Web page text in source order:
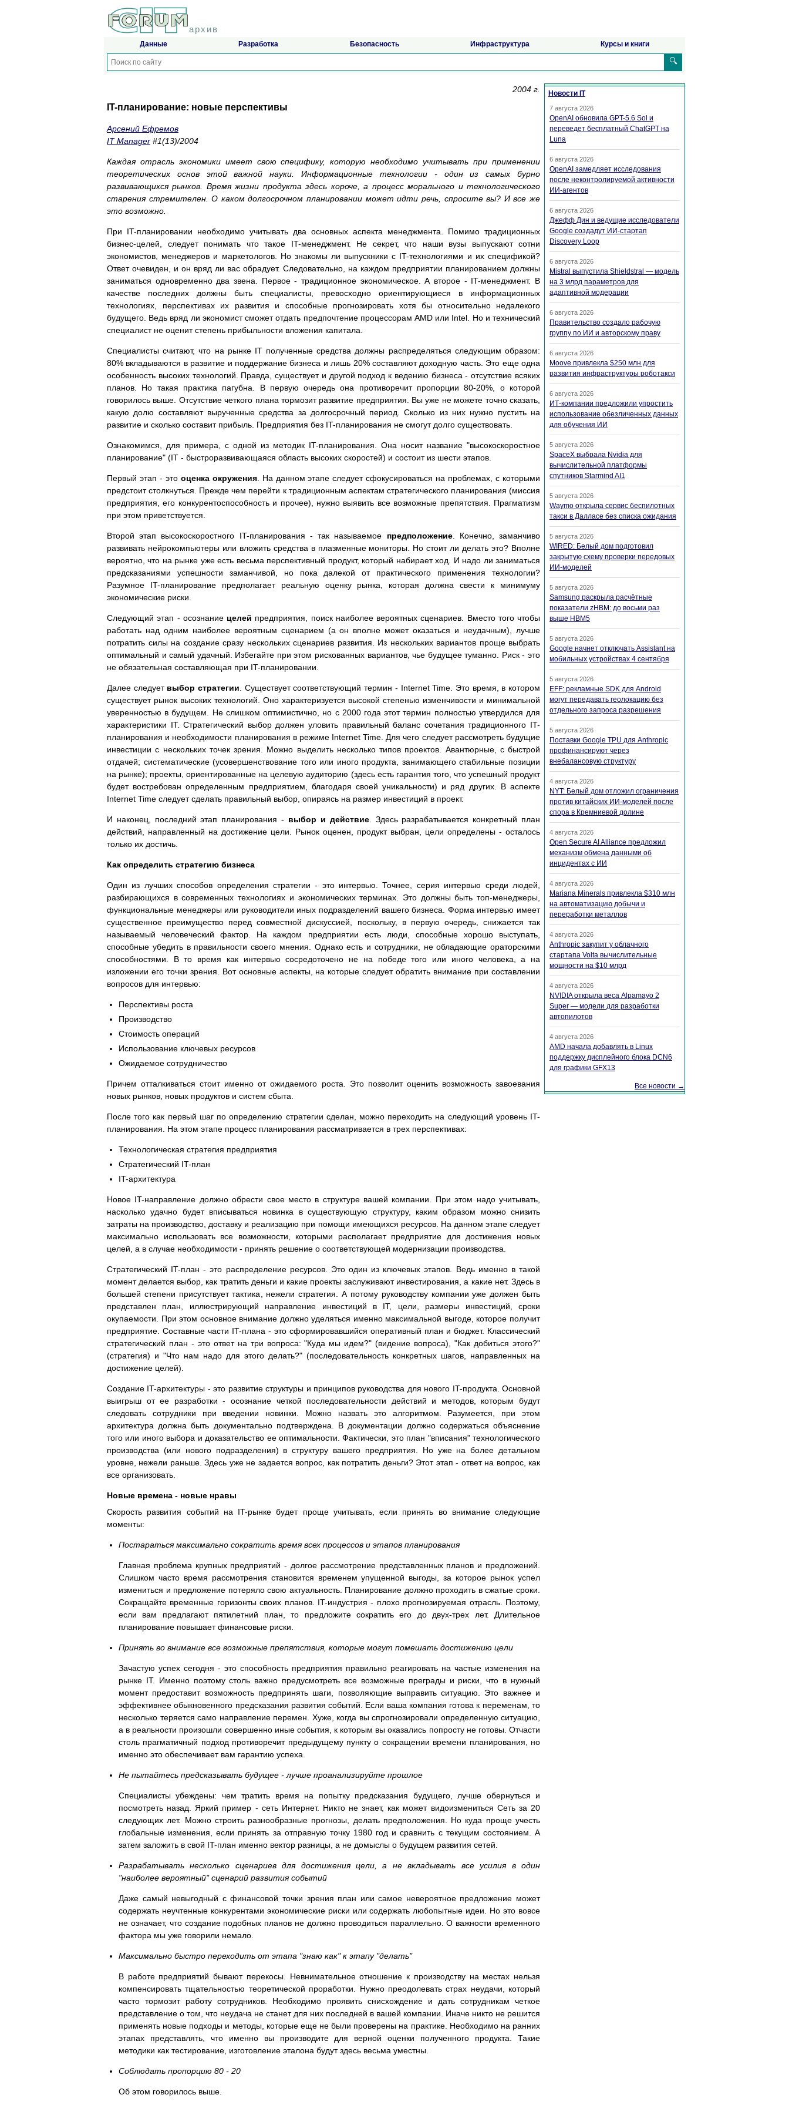
архив
Данные Разработка Безопасность Инфраструктура Курсы и книги
🔍
2004 г.
IT-планирование: новые перспективы
Арсений Ефремов
IT Manager #1(13)/2004
Каждая отрасль экономики имеет свою специфику, которую необходимо учитывать при применении
теоретических основ этой важной науки. Информационные технологии - один из самых бурно
развивающихся рынков. Время жизни продукта здесь короче, а процесс морального и технологического
старения стремителен. О каком долгосрочном планировании может идти речь, спросите вы? И все же
это возможно.
При IT-планировании необходимо учитывать два основных аспекта менеджмента. Помимо традиционных
бизнес-целей, следует понимать что такое IT-менеджмент. Не секрет, что наши вузы выпускают сотни
экономистов, менеджеров и маркетологов. Но знакомы ли выпускники с IT-технологиями и их спецификой?
Ответ очевиден, и он вряд ли вас обрадует. Следовательно, на каждом предприятии планированием должны
заниматься одновременно два звена. Первое - традиционное экономическое. А второе - IT-менеджмент. В
качестве последних должны быть специалисты, превосходно ориентирующиеся в информационных
технологиях, перспективах их развития и способные прогнозировать хотя бы относительно недалекого
будущего. Ведь вряд ли экономист сможет отдать предпочтение процессорам AMD или Intel. Но и технический
специалист не оценит степень прибыльности вложения капитала.
Специалисты считают, что на рынке IT полученные средства должны распределяться следующим образом:
80% вкладываются в развитие и поддержание бизнеса и лишь 20% составляют доходную часть. Это еще одна
особенность высоких технологий. Правда, существует и другой подход к ведению бизнеса - отсутствие всяких
планов. Но такая практика пагубна. В первую очередь она противоречит пропорции 80-20%, о которой
говорилось выше. Отсутствие четкого плана тормозит развитие предприятия. Вы уже не можете точно сказать,
какую долю составляют вырученные средства за долгосрочный период. Сколько из них нужно пустить на
развитие и сколько составит прибыль. Предприятия без IT-планирования не смогут долго существовать.
Ознакомимся, для примера, с одной из методик IT-планирования. Она носит название "высокоскоростное
планирование" (IT - быстроразвивающаяся область высоких скоростей) и состоит из шести этапов.
Первый этап - это оценка окружения. На данном этапе следует сфокусироваться на проблемах, с которыми
предстоит столкнуться. Прежде чем перейти к традиционным аспектам стратегического планирования (миссия
предприятия, его конкурентоспособность и прочее), нужно выявить все возможные препятствия. Прагматизм
при этом приветствуется.
Второй этап высокоскоростного IT-планирования - так называемое предположение. Конечно, заманчиво
развивать нейрокомпьютеры или вложить средства в плазменные мониторы. Но стоит ли делать это? Вполне
вероятно, что на рынке уже есть весьма перспективный продукт, который набирает ход. И надо ли заниматься
предсказаниями успешности заманчивой, но пока далекой от практического применения технологии?
Разумное IT-планирование предполагает реальную оценку рынка, которая должна свести к минимуму
экономические риски.
Следующий этап - осознание целей предприятия, поиск наиболее вероятных сценариев. Вместо того чтобы
работать над одним наиболее вероятным сценарием (а он вполне может оказаться и неудачным), лучше
потратить силы на создание сразу нескольких сценариев развития. Из нескольких вариантов проще выбрать
оптимальный и самый удачный. Избегайте при этом рискованных вариантов, чье будущее туманно. Риск - это
не обязательная составляющая при IT-планировании.
Далее следует выбор стратегии . Существует соответствующий термин - Internet Time. Это время, в котором
существует рынок высоких технологий. Оно характеризуется высокой степенью изменчивости и минимальной
уверенностью в будущем. Не слишком оптимистично, но с 2000 года этот термин полностью утвердился для
характеристики IT. Стратегический выбор должен уловить правильный баланс сочетания традиционного IT-
планирования и необходимости планирования в режиме Internet Time. Для чего следует рассмотреть будущие
инвестиции с нескольких точек зрения. Можно выделить несколько типов проектов. Авантюрные, с быстрой
отдачей; систематические (усовершенствование того или иного продукта, занимающего стабильные позиции
на рынке); проекты, ориентированные на целевую аудиторию (здесь есть гарантия того, что успешный продукт
будет востребован определенным предприятием, благодаря своей уникальности) и ряд других. В аспекте
Internet Time следует сделать правильный выбор, опираясь на размер инвестиций в проект.
И наконец, последний этап планирования - выбор и действие. Здесь разрабатывается конкретный план
действий, направленный на достижение цели. Рынок оценен, продукт выбран, цели определены - осталось
только их достичь.
Как определить стратегию бизнеса
Один из лучших способов определения стратегии - это интервью. Точнее, серия интервью среди людей,
разбирающихся в современных технологиях и экономических терминах. Это должны быть топ-менеджеры,
функциональные менеджеры или руководители иных подразделений вашего бизнеса. Форма интервью имеет
существенное преимущество перед совместной дискуссией, поскольку, в первую очередь, снижается так
называемый человеческий фактор. На каждом предприятии есть люди, способные хорошо выступать,
способные убедить в правильности своего мнения. Однако есть и сотрудники, не обладающие ораторскими
способностями. В то время как интервью сосредоточено не на победе того или иного человека, а на
изложении его точки зрения. Вот основные аспекты, на которые следует обратить внимание при составлении
вопросов для интервью:
Перспективы роста
Производство
Стоимость операций
Использование ключевых ресурсов
Ожидаемое сотрудничество
Причем отталкиваться стоит именно от ожидаемого роста. Это позволит оценить возможность завоевания
новых рынков, новых продуктов и систем сбыта.
После того как первый шаг по определению стратегии сделан, можно переходить на следующий уровень IT-
планирования. На этом этапе процесс планирования рассматривается в трех перспективах:
Технологическая стратегия предприятия
Стратегический IT-план
IT-архитектура
Новое IT-направление должно обрести свое место в структуре вашей компании. При этом надо учитывать,
насколько удачно будет вписываться новинка в существующую структуру, каким образом можно снизить
затраты на производство, доставку и реализацию при помощи имеющихся ресурсов. На данном этапе следует
максимально использовать все возможности, которыми располагает предприятие для достижения новых
целей, а в случае необходимости - принять решение о соответствующей модернизации производства.
Стратегический IT-план - это распределение ресурсов. Это один из ключевых этапов. Ведь именно в такой
момент делается выбор, как тратить деньги и какие проекты заслуживают инвестирования, а какие нет. Здесь в
большей степени присутствует тактика, нежели стратегия. А потому руководству компании уже должен быть
представлен план, иллюстрирующий направление инвестиций в IT, цели, размеры инвестиций, сроки
окупаемости. При этом основное внимание должно уделяться именно максимальной выгоде, которое получит
предприятие. Составные части IT-плана - это сформировавшийся оперативный план и бюджет. Классический
стратегический план - это ответ на три вопроса: "Куда мы идем?" (видение вопроса), "Как добиться этого?"
(стратегия) и "Что нам надо для этого делать?" (последовательность конкретных шагов, направленных на
достижение целей).
Создание IT-архитектуры - это развитие структуры и принципов руководства для нового IT-продукта. Основной
выигрыш от ее разработки - осознание четкой последовательности действий и методов, которым будут
следовать сотрудники при введении новинки. Можно назвать это алгоритмом. Разумеется, при этом
архитектура должна быть документально подтверждена. В документации должно содержаться объяснение
того или иного выбора и доказательство ее оптимальности. Фактически, это план "вписания" технологического
производства (или нового подразделения) в структуру вашего предприятия. Но уже на более детальном
уровне, нежели раньше. Здесь уже не задается вопрос, как потратить деньги? Этот этап - ответ на вопрос, как
все организовать.
Новые времена - новые нравы
Скорость развития событий на IT-рынке будет проще учитывать, если принять во внимание следующие
моменты:
Постараться максимально сократить время всех процессов и этапов планирования
Главная проблема крупных предприятий - долгое рассмотрение представленных планов и предложений.
Слишком часто время рассмотрения становится временем упущенной выгоды, за которое рынок успел
измениться и предложение потеряло свою актуальность. Планирование должно проходить в сжатые сроки.
Сокращайте временные горизонты своих планов. IT-индустрия - плохо прогнозируемая отрасль. Поэтому,
если вам предлагают пятилетний план, то предложите сократить его до двух-трех лет. Длительное
планирование повышает финансовые риски.
Принять во внимание все возможные препятствия, которые могут помешать достижению цели
Зачастую успех сегодня - это способность предприятия правильно реагировать на частые изменения на
рынке IT. Именно поэтому столь важно предусмотреть все возможные преграды и риски, что в нужный
момент предоставит возможность предпринять шаги, позволяющие выправить ситуацию. Это важнее и
эффективнее обыкновенного предсказания развития событий. Если ваша компания готова к переменам, то
несколько теряется само направление перемен. Хуже, когда вы спрогнозировали определенную ситуацию,
а в реальности произошли совершенно иные события, к которым вы оказались попросту не готовы. Отчасти
столь прагматичный подход противоречит предыдущему пункту о сокращении времени планирования, но
именно это обеспечивает вам гарантию успеха.
Не пытайтесь предсказывать будущее - лучше проанализируйте прошлое
Специалисты убеждены: чем тратить время на попытку предсказания будущего, лучше обернуться и
посмотреть назад. Яркий пример - сеть Интернет. Никто не знает, как может видоизмениться Сеть за 20
следующих лет. Можно строить разнообразные прогнозы, делать предположения. Но куда проще учесть
глобальные изменения, если принять за отправную точку 1980 год и сравнить с текущим состоянием. А
затем заложить в свой IT-план именно вектор разницы, а не домыслы о будущем развития сетей.
Разрабатывать несколько сценариев для достижения цели, а не вкладывать все усилия в один
"наиболее вероятный" сценарий развития событий
Даже самый невыгодный с финансовой точки зрения план или самое невероятное предложение может
содержать неучтенные конкурентами экономические риски или содержать любопытные идеи. Но это вовсе
не означает, что создание подобных планов не должно проводиться параллельно. О важности временного
фактора мы уже говорили немало.
Максимально быстро переходить от этапа "знаю как" к этапу "делать"
В работе предприятий бывают перекосы. Невнимательное отношение к производству на местах нельзя
компенсировать тщательностью теоретической проработки. Нужно преодолевать страх неудачи, который
часто тормозит работу сотрудников. Необходимо проявить снисхождение и дать сотрудникам четкое
представление о том, что неудача не станет для них последней в вашей компании. Иначе никто не решится
применять новые подходы и методы, которые еще не были проверены на практике. Необходимо на ранних
этапах представлять, что именно вы производите для верной оценки полученного продукта. Такие
методики как тестирование, изготовление эталона будут здесь весьма уместны.
Соблюдать пропорцию 80 - 20
Об этом говорилось выше.
Новости IT
7 августа 2026
OpenAI обновила GPT-5.6 Sol и
переведет бесплатный ChatGPT на
Luna
6 августа 2026
OpenAI замедляет исследования
после неконтролируемой активности
ИИ-агентов
6 августа 2026
Джефф Дин и ведущие исследователи
Google создадут ИИ-стартап
Discovery Loop
6 августа 2026
Mistral выпустила Shieldstral — модель
на 3 млрд параметров для
адаптивной модерации
6 августа 2026
Правительство создало рабочую
группу по ИИ и авторскому праву
6 августа 2026
Moove привлекла $250 млн для
развития инфраструктуры роботакси
6 августа 2026
ИТ-компании предложили упростить
использование обезличенных данных
для обучения ИИ
5 августа 2026
SpaceX выбрала Nvidia для
вычислительной платформы
спутников Starmind AI1
5 августа 2026
Waymo открыла сервис беспилотных
такси в Далласе без списка ожидания
5 августа 2026
WIRED: Белый дом подготовил
закрытую схему проверки передовых
ИИ-моделей
5 августа 2026
Samsung раскрыла расчётные
показатели zHBM: до восьми раз
выше HBM5
5 августа 2026
Google начнет отключать Assistant на
мобильных устройствах 4 сентября
5 августа 2026
EFF: рекламные SDK для Android
могут передавать геолокацию без
отдельного запроса разрешения
5 августа 2026
Поставки Google TPU для Anthropic
профинансируют через
внебалансовую структуру
4 августа 2026
NYT: Белый дом отложил ограничения
против китайских ИИ-моделей после
спора в Кремниевой долине
4 августа 2026
Open Secure AI Alliance предложил
механизм обмена данными об
инцидентах с ИИ
4 августа 2026
Mariana Minerals привлекла $310 млн
на автоматизацию добычи и
переработки металлов
4 августа 2026
Anthropic закупит у облачного
стартапа Volta вычислительные
мощности на $10 млрд
4 августа 2026
NVIDIA открыла веса Alpamayo 2
Super — модели для разработки
автопилотов
4 августа 2026
AMD начала добавлять в Linux
поддержку дисплейного блока DCN6
для графики GFX13
Все новости →